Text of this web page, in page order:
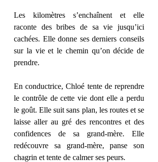
Les kilomètres s’enchaînent et elle
raconte des bribes de sa vie jusqu’ici
cachées. Elle donne ses derniers conseils
sur la vie et le chemin qu’on décide de
prendre.
En conductrice, Chloé tente de reprendre
le contrôle de cette vie dont elle a perdu
le goût. Elle suit sans plan, les routes et se
laisse aller au gré des rencontres et des
confidences de sa grand-mère. Elle
redécouvre sa grand-mère, panse son
chagrin et tente de calmer ses peurs.